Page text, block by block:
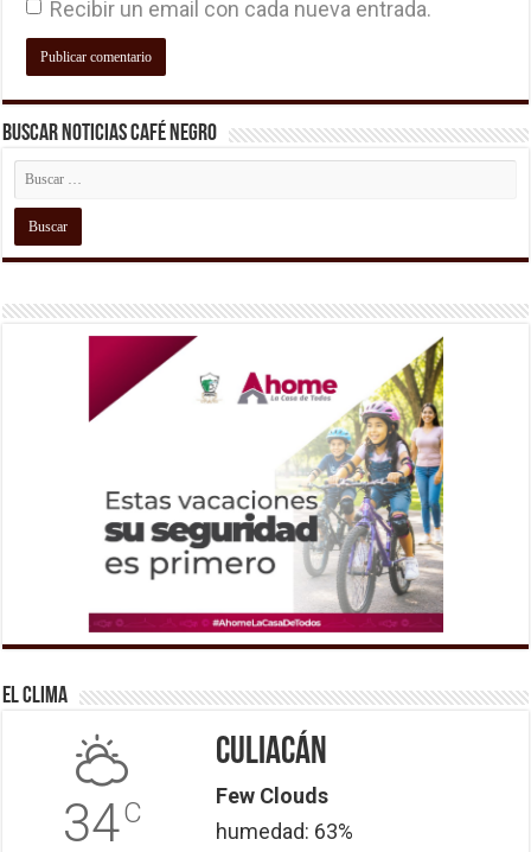
Recibir un email con cada nueva entrada.
Buscar Noticias Café Negro
El Clima
34C
Culiacán
Few Clouds
humedad: 63%